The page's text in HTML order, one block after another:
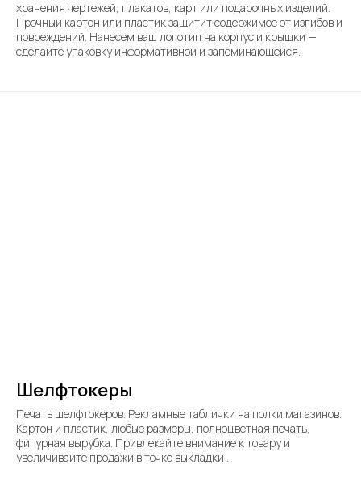
хранения чертежей, плакатов, карт или подарочных изделий.
Прочный картон или пластик защитит содержимое от изгибов и
повреждений. Нанесем ваш логотип на корпус и крышки —
сделайте упаковку информативной и запоминающейся.
Шелфтокеры
Печать шелфтокеров. Рекламные таблички на полки магазинов.
Картон и пластик, любые размеры, полноцветная печать,
фигурная вырубка. Привлекайте внимание к товару и
увеличивайте продажи в точке выкладки .